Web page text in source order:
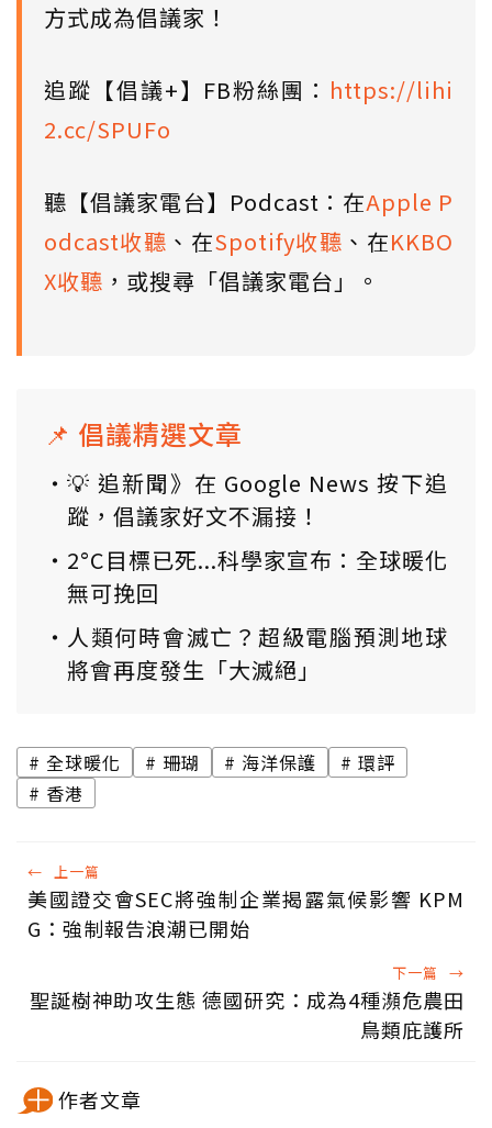
方式成為倡議家！
追蹤【倡議+】FB粉絲團： https://lihi
2.cc/SPUFo
聽【倡議家電台】Podcast：在Apple P
odcast收聽 、在Spotify收聽 、在KKBO
X收聽 ，或搜尋「倡議家電台」。
📌 倡議精選文章
💡 追新聞》在 Google News 按下追
蹤，倡議家好文不漏接！
2°C目標已死...科學家宣布：全球暖化
無可挽回
人類何時會滅亡？超級電腦預測地球
將會再度發生「大滅絕」
全球暖化 珊瑚 海洋保護
環評
香港
← 上一篇
美國證交會SEC將強制企業揭露氣候影響 KPM
G：強制報告浪潮已開始
下一篇 →
聖誕樹神助攻生態 德國研究：成為4種瀕危農田
鳥類庇護所
作者文章